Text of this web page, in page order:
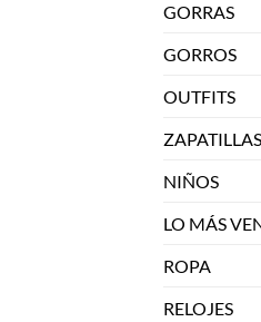
GORRAS
GORROS
OUTFITS
ZAPATILLAS
NIÑOS
LO MÁS
ROPA
RELOJES